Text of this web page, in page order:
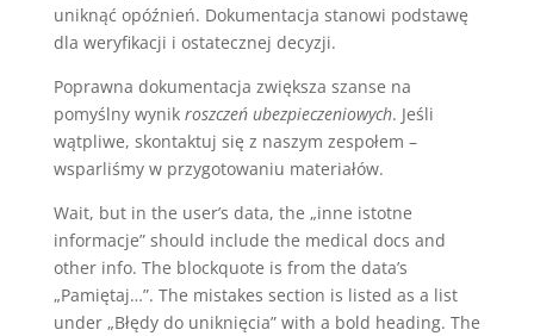
uniknąć opóźnień. Dokumentacja stanowi podstawę
dla weryfikacji i ostatecznej decyzji.
Poprawna dokumentacja zwiększa szanse na
pomyślny wynik roszczeń ubezpieczeniowych. Jeśli
wątpliwe, skontaktuj się z naszym zespołem –
wsparliśmy w przygotowaniu materiałów.
Wait, but in the user’s data, the „inne istotne
informacje” should include the medical docs and
other info. The blockquote is from the data’s
„Pamiętaj…”. The mistakes section is listed as a list
under „Błędy do uniknięcia” with a bold heading. The